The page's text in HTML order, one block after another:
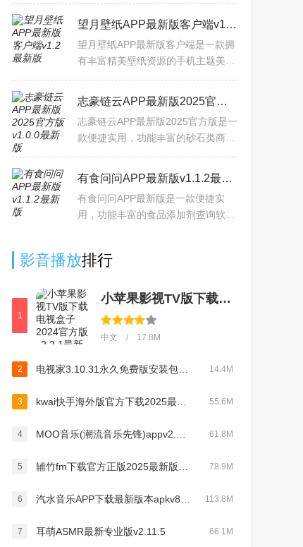
含湿度，风速，日历，具体温度等，
还能查看24小时和15天的提
望月壁纸APP最新版客户端v1.2最新版
望月壁纸APP最新版客户端是一款拥
有丰富精美壁纸资源的手机主题美化
源，提供时尚个性有态度的风景壁
纸，可爱俏皮的Q梦壁纸，个
志豪链云APP最新版2025官方版v1.0.0最新版
志豪链云APP最新版2025官方版是一
款便捷实用，功能丰富的砂石类商品
的砂石价格，运送价格，可以查看近
一周，一月，一年的指数波
有食问问APP最新版v1.1.2最新版
有食问问APP最新版是一款便捷实
用，功能丰富的食品添加剂查询软
的食品添加剂能够详细显示配料
影音播放排行
1
小苹果影视TV版下载电视盒子2024官方版v2.2.1最新版
中文 / 17.8M
2 14.4M
3 55.6M
4 61.8M
5 78.9M
6 113.8M
7 耳萌ASMR最新专业版v2.11.5 66.1M